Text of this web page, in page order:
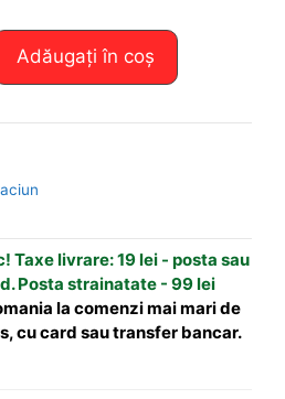
Adăugați în coș
Taxe livrare: 19 lei - posta sau
Posta strainatate - 99 lei
la comenzi mai mari de
cu card sau transfer bancar.